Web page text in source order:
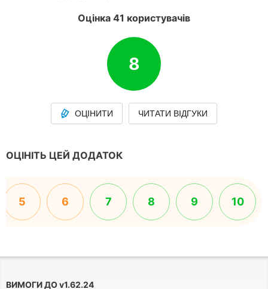
Оцінка 41 користувачів
8
ОЦІНИТИ ЧИТАТИ ВІДГУКИ
ОЦІНІТЬ ЦЕЙ ДОДАТОК
5 6 7 8 9 10
ВИМОГИ ДОv1.62.24